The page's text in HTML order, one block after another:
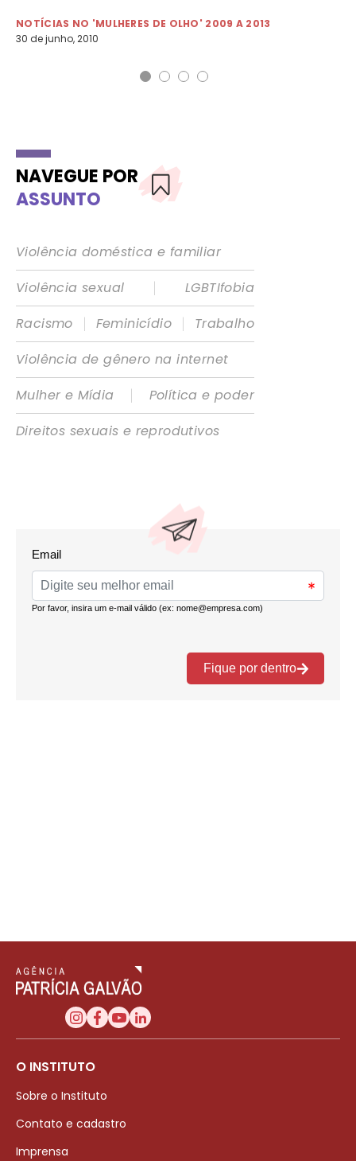
NOTÍCIAS NO 'MULHERES DE OLHO' 2009 A 2013
30 de junho, 2010
NAVEGUE POR
ASSUNTO
Violência doméstica e familiar
Violência sexual
|
LGBTIfobia
Racismo
| Feminicídio |
Trabalho
Violência de gênero na internet
Mulher e Mídia
|
Política e poder
Direitos sexuais e reprodutivos
O INSTITUTO
Sobre o Instituto
Contato e cadastro
Imprensa